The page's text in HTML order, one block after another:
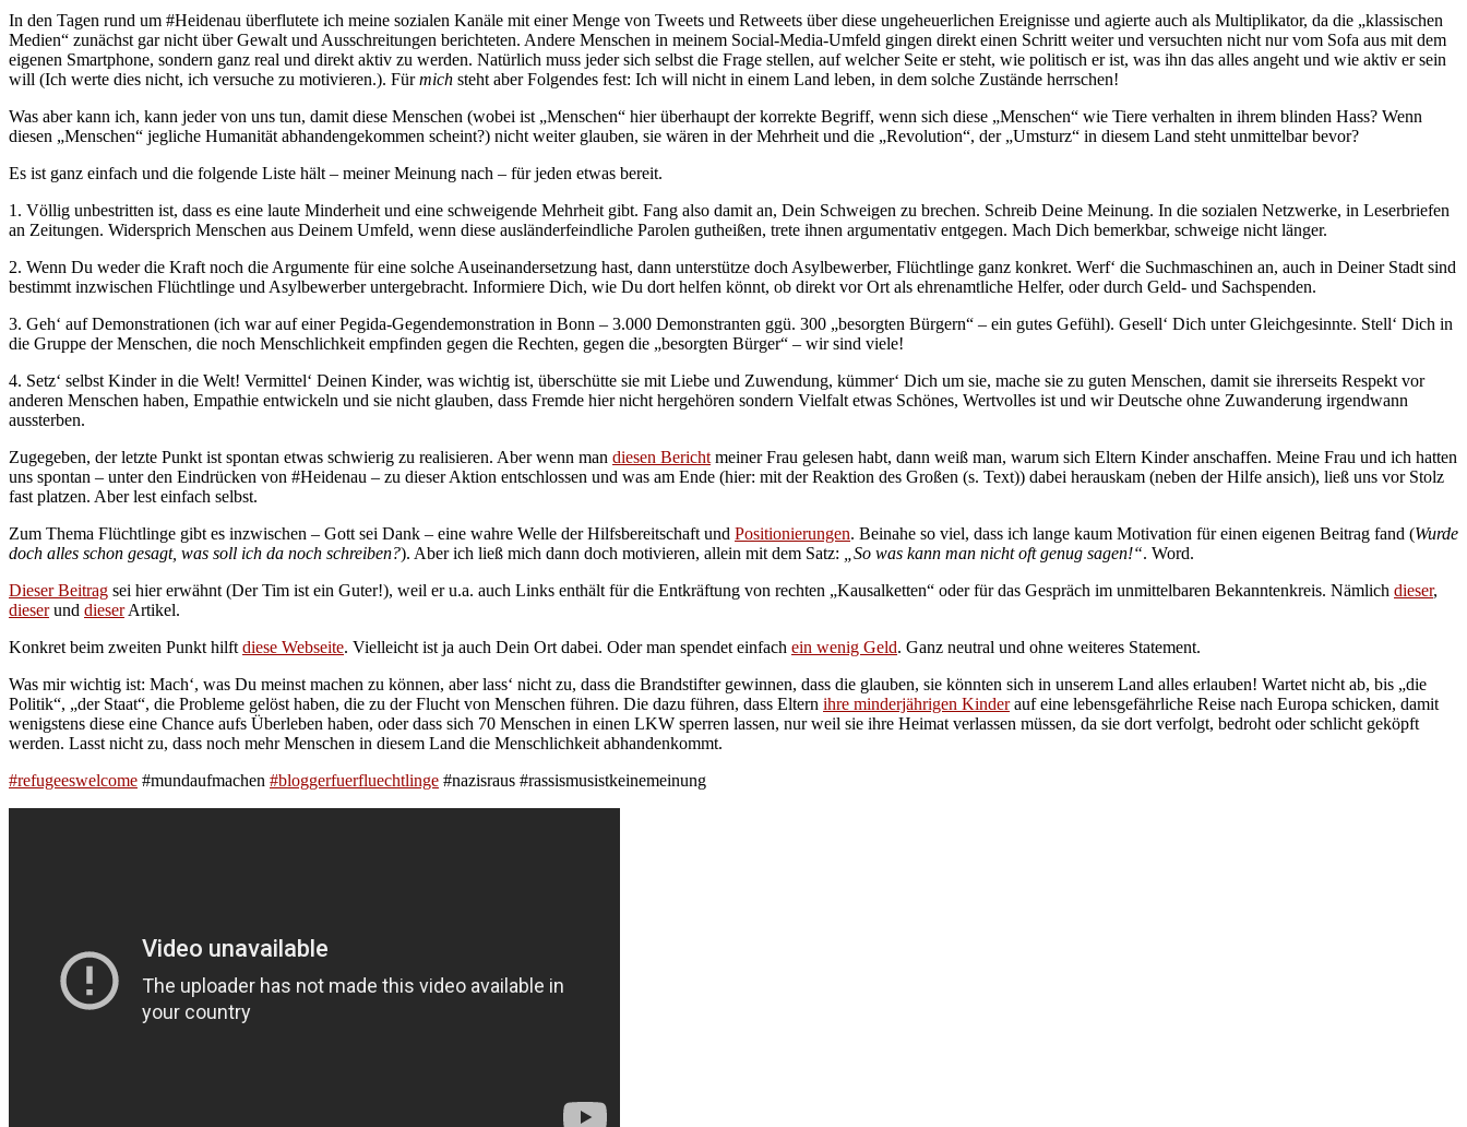
In den Tagen rund um #Heidenau überflutete ich meine sozialen Kanäle mit einer Menge von Tweets und Retweets über diese ungeheuerlichen Ereignisse und agierte auch als Multiplikator, da die „klassischen
Medien“ zunächst gar nicht über Gewalt und Ausschreitungen berichteten. Andere Menschen in meinem Social-Media-Umfeld gingen direkt einen Schritt weiter und versuchten nicht nur vom Sofa aus mit dem
eigenen Smartphone, sondern ganz real und direkt aktiv zu werden. Natürlich muss jeder sich selbst die Frage stellen, auf welcher Seite er steht, wie politisch er ist, was ihn das alles angeht und wie aktiv er sein
will (Ich werte dies nicht, ich versuche zu motivieren.). Fürmich steht aber Folgendes fest: Ich will nicht in einem Land leben, in dem solche Zustände herrschen!
Was aber kann ich, kann jeder von uns tun, damit diese Menschen (wobei ist „Menschen“ hier überhaupt der korrekte Begriff, wenn sich diese „Menschen“ wie Tiere verhalten in ihrem blinden Hass? Wenn
diesen „Menschen“ jegliche Humanität abhandengekommen scheint?) nicht weiter glauben, sie wären in der Mehrheit und die „Revolution“, der „Umsturz“ in diesem Land steht unmittelbar bevor?
Es ist ganz einfach und die folgende Liste hält – meiner Meinung nach – für jeden etwas bereit.
1. Völlig unbestritten ist, dass es eine laute Minderheit und eine schweigende Mehrheit gibt. Fang also damit an, Dein Schweigen zu brechen. Schreib Deine Meinung. In die sozialen Netzwerke, in Leserbriefen
an Zeitungen. Widersprich Menschen aus Deinem Umfeld, wenn diese ausländerfeindliche Parolen gutheißen, trete ihnen argumentativ entgegen. Mach Dich bemerkbar, schweige nicht länger.
2. Wenn Du weder die Kraft noch die Argumente für eine solche Auseinandersetzung hast, dann unterstütze doch Asylbewerber, Flüchtlinge ganz konkret. Werf‘ die Suchmaschinen an, auch in Deiner Stadt sind
bestimmt inzwischen Flüchtlinge und Asylbewerber untergebracht. Informiere Dich, wie Du dort helfen könnt, ob direkt vor Ort als ehrenamtliche Helfer, oder durch Geld- und Sachspenden.
3. Geh‘ auf Demonstrationen (ich war auf einer Pegida-Gegendemonstration in Bonn – 3.000 Demonstranten ggü. 300 „besorgten Bürgern“ – ein gutes Gefühl). Gesell‘ Dich unter Gleichgesinnte. Stell‘ Dich in
die Gruppe der Menschen, die noch Menschlichkeit empfinden gegen die Rechten, gegen die „besorgten Bürger“ – wir sind viele!
4. Setz‘ selbst Kinder in die Welt! Vermittel‘ Deinen Kinder, was wichtig ist, überschütte sie mit Liebe und Zuwendung, kümmer‘ Dich um sie, mache sie zu guten Menschen, damit sie ihrerseits Respekt vor
anderen Menschen haben, Empathie entwickeln und sie nicht glauben, dass Fremde hier nicht hergehören sondern Vielfalt etwas Schönes, Wertvolles ist und wir Deutsche ohne Zuwanderung irgendwann
aussterben.
Zugegeben, der letzte Punkt ist spontan etwas schwierig zu realisieren. Aber wenn man diesen Bericht meiner Frau gelesen habt, dann weiß man, warum sich Eltern Kinder anschaffen. Meine Frau und ich hatten
uns spontan – unter den Eindrücken von #Heidenau – zu dieser Aktion entschlossen und was am Ende (hier: mit der Reaktion des Großen (s. Text)) dabei herauskam (neben der Hilfe ansich), ließ uns vor Stolz
fast platzen. Aber lest einfach selbst.
Zum Thema Flüchtlinge gibt es inzwischen – Gott sei Dank – eine wahre Welle der Hilfsbereitschaft und Positionierungen. Beinahe so viel, dass ich lange kaum Motivation für einen eigenen Beitrag fand (Wurde
doch alles schon gesagt, was soll ich da noch schreiben?). Aber ich ließ mich dann doch motivieren, allein mit dem Satz: „So was kann man nicht oft genug sagen!“. Word.
Dieser Beitrag sei hier erwähnt (Der Tim ist ein Guter!), weil er u.a. auch Links enthält für die Entkräftung von rechten „Kausalketten“ oder für das Gespräch im unmittelbaren Bekanntenkreis. Nämlich dieser,
dieserund dieserArtikel.
Konkret beim zweiten Punkt hilft diese Webseite. Vielleicht ist ja auch Dein Ort dabei. Oder man spendet einfach ein wenig Geld. Ganz neutral und ohne weiteres Statement.
Was mir wichtig ist: Mach‘, was Du meinst machen zu können, aber lass‘ nicht zu, dass die Brandstifter gewinnen, dass die glauben, sie könnten sich in unserem Land alles erlauben! Wartet nicht ab, bis „die
Politik“, „der Staat“, die Probleme gelöst haben, die zu der Flucht von Menschen führen. Die dazu führen, dass Eltern ihre minderjährigen Kinderauf eine lebensgefährliche Reise nach Europa schicken, damit
wenigstens diese eine Chance aufs Überleben haben, oder dass sich 70 Menschen in einen LKW sperren lassen, nur weil sie ihre Heimat verlassen müssen, da sie dort verfolgt, bedroht oder schlicht geköpft
werden. Lasst nicht zu, dass noch mehr Menschen in diesem Land die Menschlichkeit abhandenkommt.
#refugeeswelcome #mundaufmachen #bloggerfuerfluechtlinge #nazisraus #rassismusistkeinemeinung